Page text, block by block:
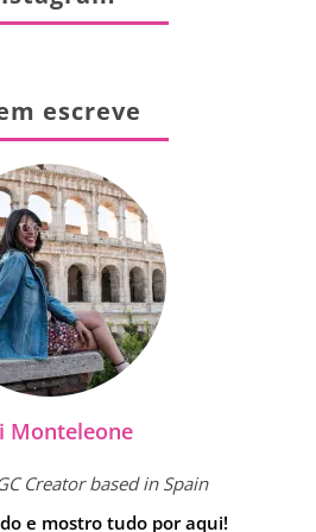
escreve
Monteleone
Creator based in Spain
e mostro tudo por aqui!